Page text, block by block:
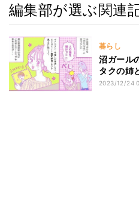
編集部が選ぶ関連
暮らし
沼ガール
タクの姉
2023/12/24